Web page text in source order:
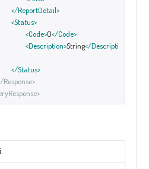
</ReportDetail>
<Status>
<Code>0</Code>
<Description>String</Descripti
</Status>
Response>